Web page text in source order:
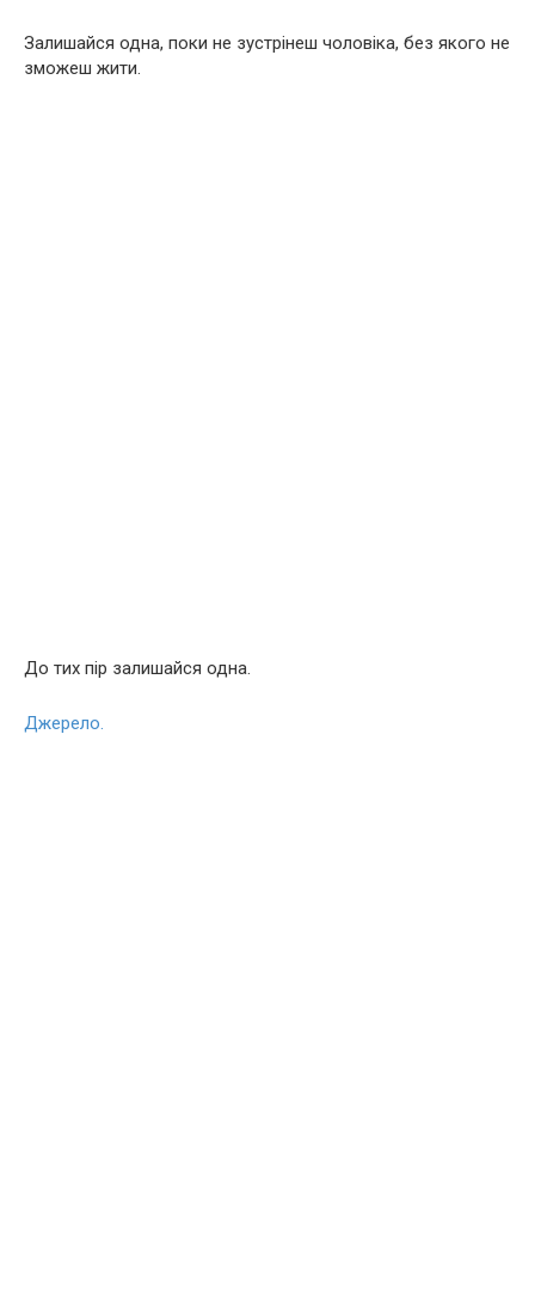
Залишайся одна, поки не зустрінеш чоловіка, без якого не
зможеш жити.
До тих пір залишайся одна.
Джерело.